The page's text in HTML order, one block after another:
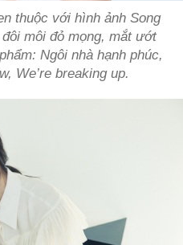
thuộc với hình ảnh Song
môi đỏ mọng, mắt ướt
Ngôi nhà hạnh phúc,
We’re breaking up.